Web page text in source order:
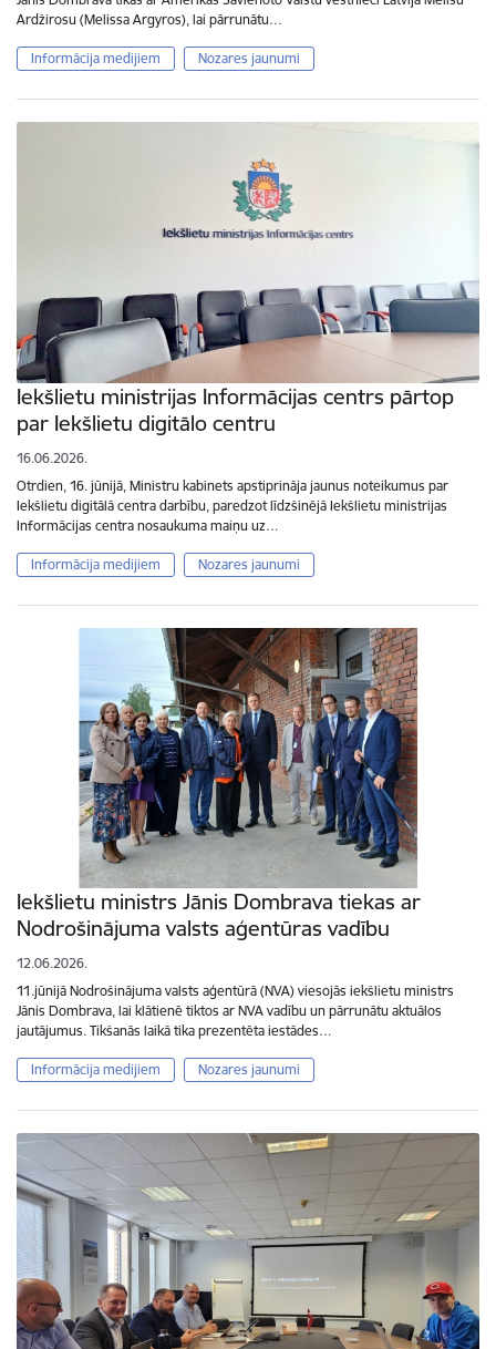
Ardžirosu (Melissa Argyros), lai pārrunātu…
Informācija medijiem Nozares jaunumi
Iekšlietu ministrijas Informācijas centrs pārtop
par Iekšlietu digitālo centru
16.06.2026.
Otrdien, 16. jūnijā, Ministru kabinets apstiprināja jaunus noteikumus par
Iekšlietu digitālā centra darbību, paredzot līdzšinējā Iekšlietu ministrijas
Informācijas centra nosaukuma maiņu uz…
Informācija medijiem Nozares jaunumi
Iekšlietu ministrs Jānis Dombrava tiekas ar
Nodrošinājuma valsts aģentūras vadību
12.06.2026.
11.jūnijā Nodrošinājuma valsts aģentūrā (NVA) viesojās iekšlietu ministrs
Jānis Dombrava, lai klātienē tiktos ar NVA vadību un pārrunātu aktuālos
jautājumus. Tikšanās laikā tika prezentēta iestādes…
Informācija medijiem Nozares jaunumi